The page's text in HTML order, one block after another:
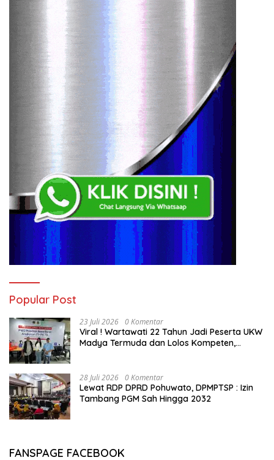
Popular Post
23 Juli 2026 0 Komentar
Viral ! Wartawati 22 Tahun Jadi Peserta UKW
Madya Termuda dan Lolos Kompeten,
28 Juli 2026 0 Komentar
Lewat RDP DPRD Pohuwato, DPMPTSP : Izin
Tambang PGM Sah Hingga 2032
FANSPAGE FACEBOOK